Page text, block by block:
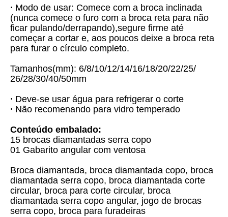
• Modo de usar: Comece com a broca inclinada
(nunca comece o furo com a broca reta para não
ficar pulando/derrapando),segure firme até
começar a cortar e, aos poucos deixe a broca reta
para furar o círculo completo.
Tamanhos(mm): 6/8/10/12/14/16/18/20/22/25/
26/28/30/40/50mm
• Deve-se usar água para refrigerar o corte
• Não recomenando para vidro temperado
Conteúdo embalado:
15 brocas diamantadas serra copo
01 Gabarito angular com ventosa
Broca diamantada, broca diamantada copo, broca
diamantada serra copo, broca diamantada corte
circular, broca para corte circular, broca
diamantada serra copo angular, jogo de brocas
serra copo, broca para furadeiras